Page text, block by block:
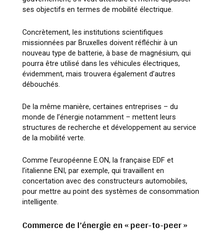
ses objectifs en termes de mobilité électrique.
Concrètement, les institutions scientifiques
missionnées par Bruxelles doivent réfléchir à un
nouveau type de batterie, à base de magnésium, qui
pourra être utilisé dans les véhicules électriques,
évidemment, mais trouvera également d’autres
débouchés.
De la même manière, certaines entreprises – du
monde de l’énergie notamment – mettent leurs
structures de recherche et développement au service
de la mobilité verte.
Comme l’européenne E.ON, la française EDF et
l’italienne ENI, par exemple, qui travaillent en
concertation avec des constructeurs automobiles,
pour mettre au point des systèmes de consommation
intelligente.
Commerce de l’énergie en « peer-to-peer »